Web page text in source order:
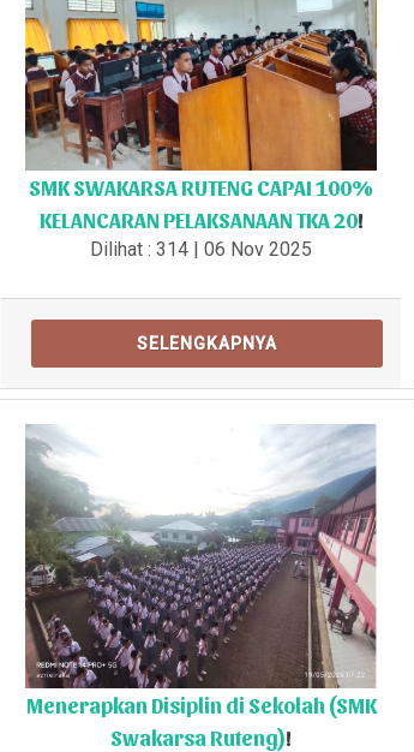
SMK SWAKARSA RUTENG CAPAI 100%
KELANCARAN PELAKSANAAN TKA 20!
Dilihat : 314 | 06 Nov 2025
SELENGKAPNYA
Menerapkan Disiplin di Sekolah (SMK
Swakarsa Ruteng)!